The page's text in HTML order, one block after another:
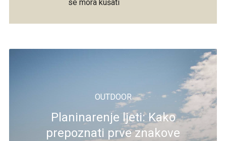
se mora kušati
OUTDOOR
Planinarenje ljeti: Kako
prepoznati prve znakove